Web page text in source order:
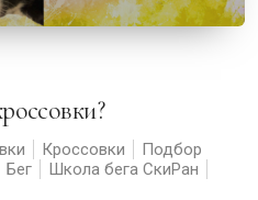
Кроссовки
Подбор
Бег
Школа бега СкиРан